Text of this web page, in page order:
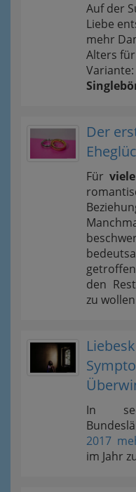
Auf der
Liebe
mehr
Alters
Variante:
Der
Für
den
zu
In
2017
im Jahr